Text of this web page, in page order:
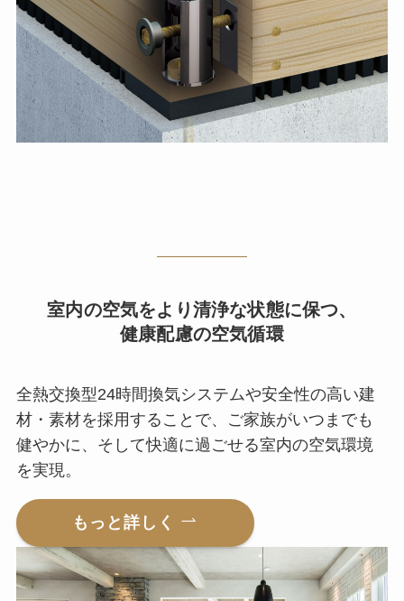
室内の空気をより清浄な状態に保つ、
健康配慮の空気循環
全熱交換型24時間換気システムや安全性の高い建
材・素材を採用することで、ご家族がいつまでも
健やかに、そして快適に過ごせる室内の空気環境
を実現。
もっと詳しく